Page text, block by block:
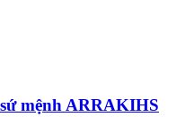
mệnh ARRAKIHS